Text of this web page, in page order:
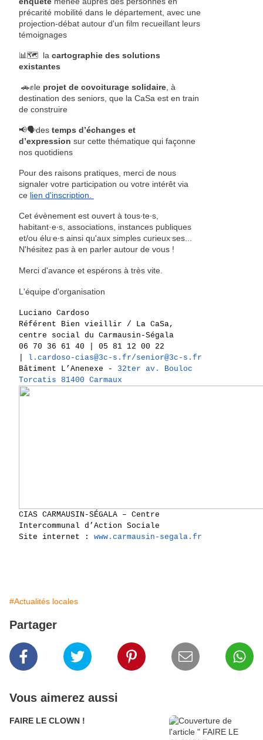
précarité mobilité dans le département, avec une
projection-débat autour d'un film recueillant leurs
témoignages
📊🗺️ la cartographie des solutions
existantes
🚗✊le projet de covoiturage solidaire , à
destination des seniors, que la CaSa est en train
de construire
📢🗣️des temps d’échanges et
d’expression sur cette thématique qui façonne
nos quotidiens
Pour des raisons pratiques, merci de nous
signaler votre participation ou votre intérêt via
ce lien d'inscription.
Cet évènement est ouvert à tous∙te∙s,
habitant·e∙s, associations, instances publiques
et/ou élu·e∙s ainsi qu'aux simples curieux·ses...
N'hésitez pas à en parler autour de vous !
Merci d'avance et espérons à très vite.
L'équipe d'organisation
Luciano Cardoso
Référent Bien vieillir / La CaSa,
centre social du Carmausin-Ségala
06 70 36 61 40 | 05 81 12 00 22
l.cardoso-cias@3c-s.fr/senior@3c-s.fr
Bâtiment L’Anenexe - 32ter av. Bouloc
Torcatis 81400 Carmaux
CIAS CARMAUSIN-SÉGALA – Centre
Intercommunal d’Action Sociale
Site internet : www.carmausin-segala.fr
#Actualités locales
Partager
Vous aimerez aussi
FAIRE LE CLOWN !